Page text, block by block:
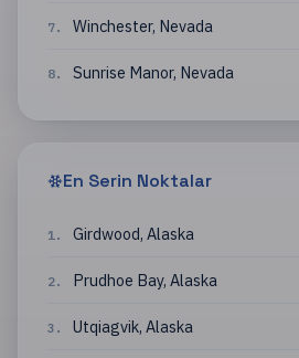
7. Winchester, Nevada
8. Sunrise Manor, Nevada
En Serin Noktalar
1 . Girdwood, Alaska
2. Prudhoe Bay, Alaska
3 . Utqiagvik, Alaska